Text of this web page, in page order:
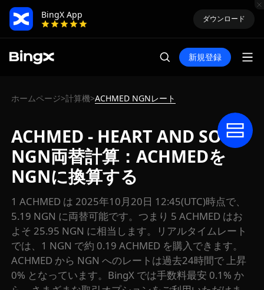
BingX App
ダウンロード
新規登録
ホームページ>計算機>ACHMED NGNレート
ACHMED - HEART AND SOL
NGN両替計算：ACHMEDを
NGNに換算する
1 ACHMED は 2025年10月20日 12:45(UTC)時点で、
5.19 NGN に両替可能です。つまり 5 ACHMED はお
よそ 25.95 NGN に相当します。リアルタイムレート
では、1 NGN で約 0.19 ACHMED を購入できます。
ACHMED から NGN へのレートは過去24時間で 上昇
0% となっています。BingX では手数料最安 0.1% か